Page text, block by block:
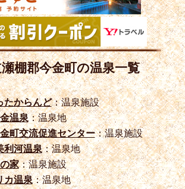
棚郡今金町の温泉一覧
たからんど：温泉施設
温泉：温泉地
町交流促進センター：温泉施設
利河温泉：温泉地
家：温泉施設
カ温泉：温泉地